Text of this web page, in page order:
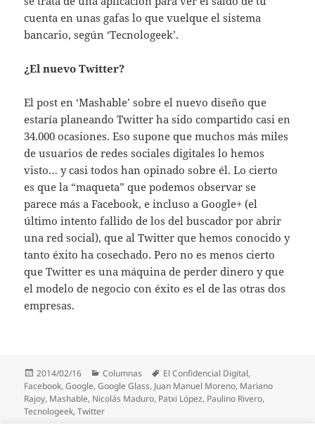
cuenta en unas gafas lo que vuelque el sistema
bancario, según ‘Tecnologeek’.
¿El nuevo Twitter?
El post en ‘Mashable’ sobre el nuevo diseño que
estaría planeando Twitter ha sido compartido casi en
34.000 ocasiones. Eso supone que muchos más miles
de usuarios de redes sociales digitales lo hemos
visto… y casi todos han opinado sobre él. Lo cierto
es que la “maqueta” que podemos observar se
parece más a Facebook, e incluso a Google+ (el
último intento fallido de los del buscador por abrir
una red social), que al Twitter que hemos conocido y
tanto éxito ha cosechado. Pero no es menos cierto
que Twitter es una máquina de perder dinero y que
el modelo de negocio con éxito es el de las otras dos
empresas.
Publicado
el
2014/02/16 Categorías
Columnas Etiquetas
El Confidencial Digital,
Facebook,Google,Google Glass, Juan Manuel Moreno, Mariano
Rajoy, Mashable, Nicolás Maduro, Patxi López, Paulino Rivero,
Tecnologeek,Twitter